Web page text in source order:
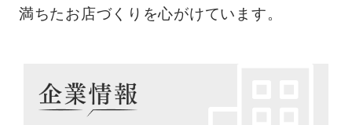
満ちたお店づくりを心がけています。